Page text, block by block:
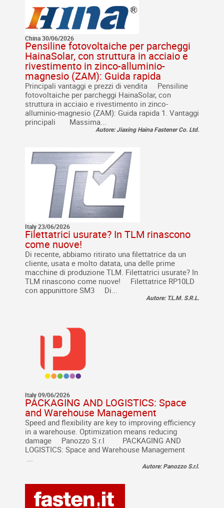
China 30/06/2026
Pensiline fotovoltaiche per parcheggi
HainaSolar, con struttura in acciaio e
rivestimento in zinco-alluminio-
magnesio (ZAM): Guida rapida
Principali vantaggi e prezzi di vendita Pensiline
fotovoltaiche per parcheggi HainaSolar, con
struttura in acciaio e rivestimento in zinco-
alluminio-magnesio (ZAM): Guida rapida 1. Vantaggi
principali Massima...
Autore: Jiaxing Haina Fastener Co. Ltd.
Italy 23/06/2026
Filettatrici usurate? In TLM rinascono
come nuove!
Di recente, abbiamo ritirato una filettatrice da un
cliente, usata e molto datata, una delle prime
macchine di produzione TLM. Filettatrici usurate? In
TLM rinascono come nuove! Filettatrice RP10LD
con appunittore SM3 Di...
Autore: T.L.M. S.R.L.
Italy 09/06/2026
PACKAGING AND LOGISTICS: Space
and Warehouse Management
Speed and flexibility are key to improving efficiency
in a warehouse. Optimization means reducing
damage Panozzo S.r.l PACKAGING AND
LOGISTICS: Space and Warehouse Management
...
Autore: Panozzo S.r.l.